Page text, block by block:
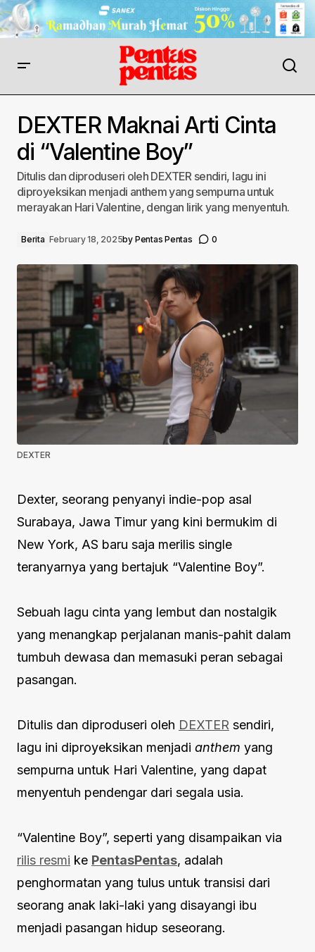
DEXTER Maknai Arti Cinta
di “Valentine Boy”
Ditulis dan diproduseri oleh DEXTER sendiri, lagu ini
diproyeksikan menjadi anthem yang sempurna untuk
merayakan Hari Valentine, dengan lirik yang menyentuh.
Berita February 18, 2025by Pentas Pentas 0
DEXTER
Dexter, seorang penyanyi indie-pop asal
Surabaya, Jawa Timur yang kini bermukim di
New York, AS baru saja merilis single
teranyarnya yang bertajuk “Valentine Boy”.
Sebuah lagu cinta yang lembut dan nostalgik
yang menangkap perjalanan manis-pahit dalam
tumbuh dewasa dan memasuki peran sebagai
pasangan.
Ditulis dan diproduseri oleh DEXTER sendiri,
lagu ini diproyeksikan menjadi anthem yang
sempurna untuk Hari Valentine, yang dapat
menyentuh pendengar dari segala usia.
“Valentine Boy”, seperti yang disampaikan via
rilis resmi ke PentasPentas, adalah
penghormatan yang tulus untuk transisi dari
seorang anak laki-laki yang disayangi ibu
menjadi pasangan hidup seseorang.